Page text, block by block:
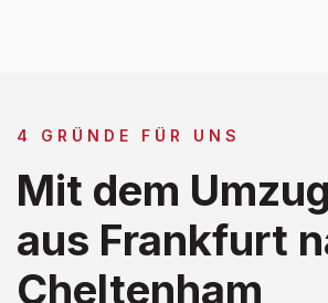
4 GRÜNDE FÜR UNS
Mit dem
aus Frankfurt
Cheltenham